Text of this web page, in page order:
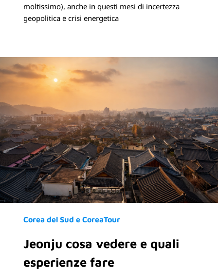
Linkedin
moltissimo), anche in questi mesi di incertezza
geopolitica e crisi energetica
Corea del Sud e CoreaTour
Jeonju cosa vedere e quali
esperienze fare